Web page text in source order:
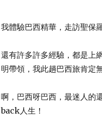
我體驗巴西精華，走訪聖保
還有許多許多經驗，都是上
明帶領，我此趟巴西旅肯定
啊，巴西呀巴西，最迷人
back人生！